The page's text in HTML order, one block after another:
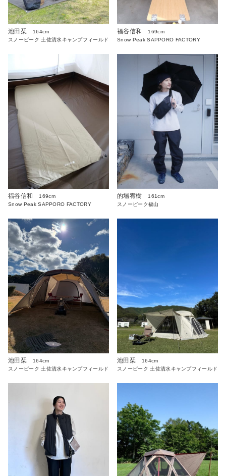
池田栞
164cm
スノーピーク 土佐清水キャンプフィールド
福谷信和
169cm
Snow Peak SAPPORO FACTORY
福谷信和
169cm
Snow Peak SAPPORO FACTORY
的場宥樹
161cm
スノーピーク福山
池田栞
164cm
スノーピーク 土佐清水キャンプフィールド
池田栞
164cm
スノーピーク 土佐清水キャンプフィールド